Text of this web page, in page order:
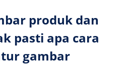
produk dan
pasti apa cara
gambar